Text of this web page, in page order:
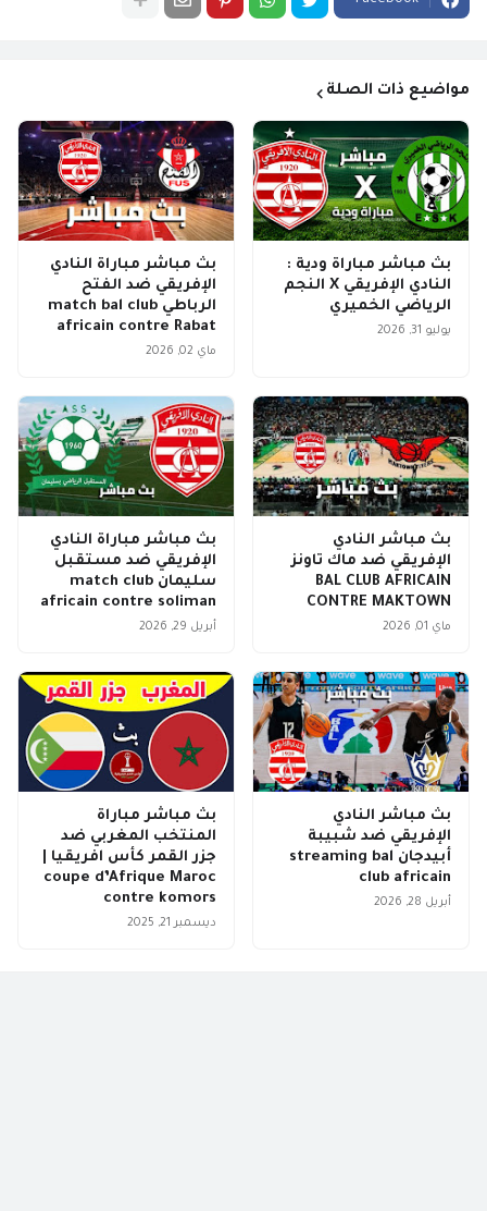
مواضيع ذات الصلة
بث مباشر مباراة ودية :
النادي الإفريقي X النجم
الرياضي الخميري
يوليو 31, 2026
بث مباشر مباراة النادي
الإفريقي ضد الفتح
الرباطي match bal club
africain contre Rabat
ماي 02, 2026
بث مباشر النادي
الإفريقي ضد ماك تاونز
BAL CLUB AFRICAIN
CONTRE MAKTOWN
ماي 01, 2026
بث مباشر مباراة النادي
الإفريقي ضد مستقبل
سليمان match club
africain contre soliman
أبريل 29, 2026
بث مباشر النادي
الإفريقي ضد شبيبة
أبيدجان streaming bal
club africain
أبريل 28, 2026
بث مباشر مباراة
المنتخب المغربي ضد
جزر القمر كأس افريقيا |
coupe d’Afrique Maroc
contre komors
ديسمبر 21, 2025